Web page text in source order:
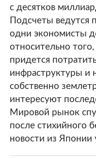
с десятков
Подсчеты ведутся
одни экономисты
относительно
придется
инфраструктуры и
собственно
интересуют
Мировой рынок
после стихийного
новости из Японии